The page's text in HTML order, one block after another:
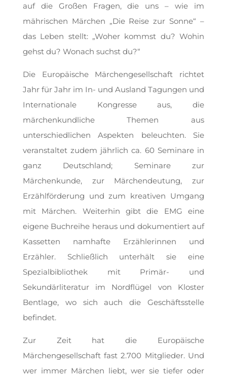
auf die Großen Fragen, die uns – wie im
mährischen Märchen „Die Reise zur Sonne“ –
das Leben stellt: „Woher kommst du? Wohin
gehst du? Wonach suchst du?“
Die Europäische Märchengesellschaft richtet
Jahr für Jahr im In- und Ausland Tagungen und
Internationale Kongresse aus, die
märchenkundliche Themen aus
unterschiedlichen Aspekten beleuchten. Sie
veranstaltet zudem jährlich ca. 60 Seminare in
ganz Deutschland; Seminare zur
Märchenkunde, zur Märchendeutung, zur
Erzählförderung und zum kreativen Umgang
mit Märchen. Weiterhin gibt die EMG eine
eigene Buchreihe heraus und dokumentiert auf
Kassetten namhafte Erzählerinnen und
Erzähler. Schließlich unterhält sie eine
Spezialbibliothek mit Primär- und
Sekundärliteratur im Nordflügel von Kloster
Bentlage, wo sich auch die Geschäftsstelle
befindet.
Zur Zeit hat die Europäische
Märchengesellschaft fast 2.700 Mitglieder. Und
wer immer Märchen liebt, wer sie tiefer oder